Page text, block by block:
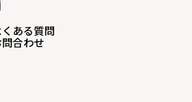
くある質問
問合わせ